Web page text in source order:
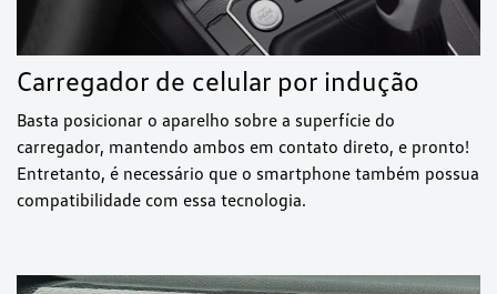
Carregador de celular por indução
Basta posicionar o aparelho sobre a superfície do
carregador, mantendo ambos em contato direto, e pronto!
Entretanto, é necessário que o smartphone também possua
compatibilidade com essa tecnologia.